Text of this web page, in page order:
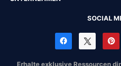
SOCIAL
Erhalte exklusive Ressourcen